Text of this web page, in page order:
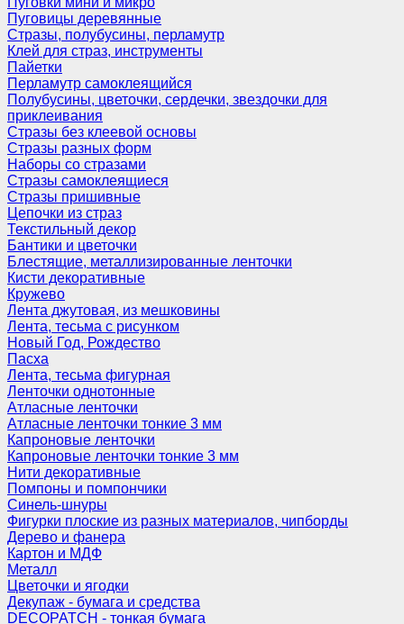
Пуговицы деревянные
Стразы, полубусины, перламутр
Клей для страз, инструменты
Пайетки
Перламутр самоклеящийся
Полубусины, цветочки, сердечки, звездочки для
приклеивания
Стразы без клеевой основы
Стразы разных форм
Наборы со стразами
Стразы самоклеящиеся
Стразы пришивные
Цепочки из страз
Текстильный декор
Бантики и цветочки
Блестящие, металлизированные ленточки
Кисти декоративные
Кружево
Лента джутовая, из мешковины
Лента, тесьма с рисунком
Новый Год, Рождество
Пасха
Лента, тесьма фигурная
Ленточки однотонные
Атласные ленточки
Атласные ленточки тонкие 3 мм
Капроновые ленточки
Капроновые ленточки тонкие 3 мм
Нити декоративные
Помпоны и помпончики
Синель-шнуры
Фигурки плоские из разных материалов, чипборды
Дерево и фанера
Картон и МДФ
Металл
Цветочки и ягодки
Декупаж - бумага и средства
DECOPATCH - тонкая бумага